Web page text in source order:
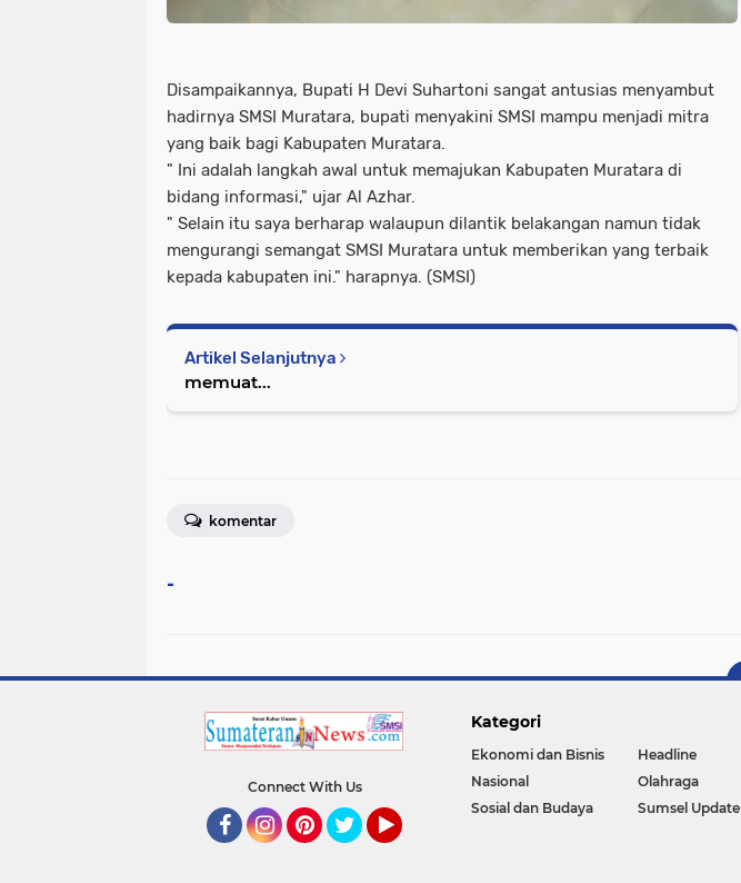
Disampaikannya, Bupati H Devi Suhartoni sangat antusias menyambut
hadirnya SMSI Muratara, bupati menyakini SMSI mampu menjadi mitra
yang baik bagi Kabupaten Muratara.
" Ini adalah langkah awal untuk memajukan Kabupaten Muratara di
bidang informasi," ujar Al Azhar.
" Selain itu saya berharap walaupun dilantik belakangan namun tidak
mengurangi semangat SMSI Muratara untuk memberikan yang terbaik
kepada kabupaten ini." harapnya. (SMSI)
Artikel Selanjutnya
memuat...
komentar
-
Connect With Us
Kategori
Ekonomi dan Bisnis Headline
Nasional
Olahraga
Sosial dan Budaya
Sumsel Update